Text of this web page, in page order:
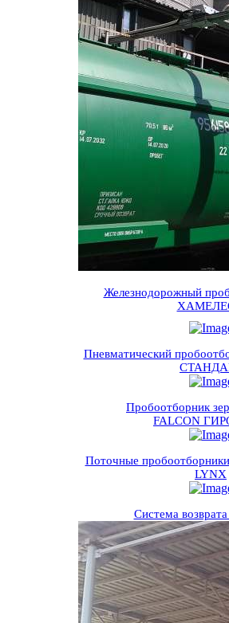
Железнодорожный
Пневматический
Пробоотборник
FALСON
Поточные
LYNX
Система